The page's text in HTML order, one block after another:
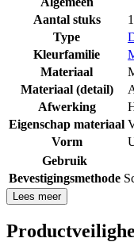
Aantal stuks
Type
Kleurfamilie
Materiaal
Materiaal (detail)
Afwerking
Eigenschap materiaal
Vorm
Gebruik
Bevestigingsmethode
Lees meer